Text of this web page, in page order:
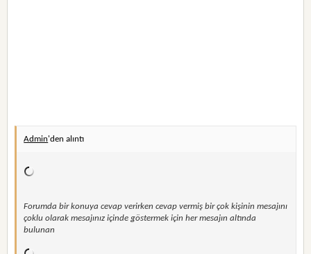
Admin'den alıntı
Forumda bir konuya cevap verirken cevap vermiş bir çok kişinin mesajını
çoklu olarak mesajınız içinde göstermek için her mesajın altında
bulunan